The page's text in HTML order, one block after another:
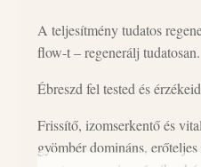
A teljesítmény tudatos
flow-t – regenerálj tudatosan.
Ébreszd fel tested és
Frissítő, izomserkentő és
gyömbér domináns,